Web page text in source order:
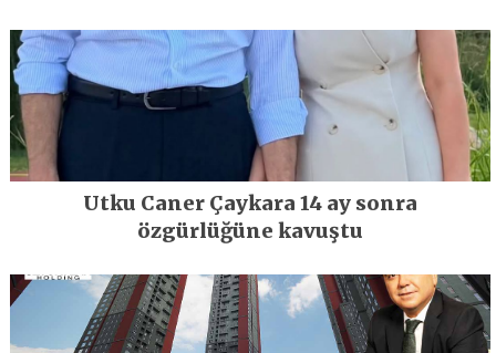
Utku Caner Çaykara 14 ay sonra
özgürlüğüne kavuştu